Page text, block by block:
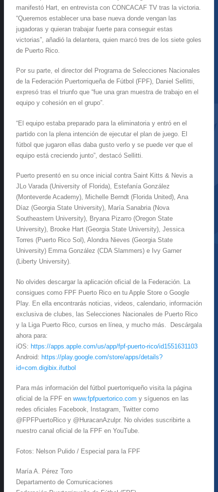
manifestó Hart, en entrevista con CONCACAF TV tras la victoria.
“Queremos establecer una base nueva donde vengan las
jugadoras y quieran trabajar fuerte para conseguir estas
victorias”, añadió la delantera, quien marcó tres de los siete goles
de Puerto Rico.
Por su parte, el director del Programa de Selecciones Nacionales
de la Federación Puertorriqueña de Fútbol (FPF), Daniel Sellitti,
expresó tras el triunfo que “fue una gran muestra de trabajo en el
equipo y cohesión en el grupo”.
“El equipo estaba preparado para la eliminatoria y entró en el
partido con la plena intención de ejecutar el plan de juego. El
fútbol que jugaron ellas daba gusto verlo y se puede ver que el
equipo está creciendo junto”, destacó Sellitti.
Puerto presentó en su once inicial contra Saint Kitts & Nevis a
JLo Varada (University of Florida), Estefanía González
(Monteverde Academy), Michelle Berndt (Florida United), Ana
Díaz (Georgia State University), María Sanabria (Nova
Southeastern University), Bryana Pizarro (Oregon State
University), Brooke Hart (Georgia State University), Jessica
Torres (Puerto Rico Sol), Alondra Nieves (Georgia State
University) Emma González (CDA Slammers) e Ivy Garner
(Liberty University).
No olvides descargar la aplicación oficial de la Federación. La
consigues como FPF Puerto Rico en tu Apple Store o Google
Play. En ella encontrarás noticias, videos, calendario, información
exclusiva de clubes, las Selecciones Nacionales de Puerto Rico
y la Liga Puerto Rico, cursos en línea, y mucho más. Descárgala
ahora para:
iOS: https://apps.apple.com/us/app/fpf-puerto-rico/id1551631103
Android: https://play.google.com/store/apps/details?
id=com.digibix.ifutbol
Para más información del fútbol puertorriqueño visita la página
oficial de la FPF en www.fpfpuertorico.com y síguenos en las
redes oficiales Facebook, Instagram, Twitter como
@FPFPuertoRico y @HuracanAzulpr. No olvides suscribirte a
nuestro canal oficial de la FPF en YouTube.
Fotos: Nelson Pulido / Especial para la FPF
María A. Pérez Toro
Departamento de Comunicaciones